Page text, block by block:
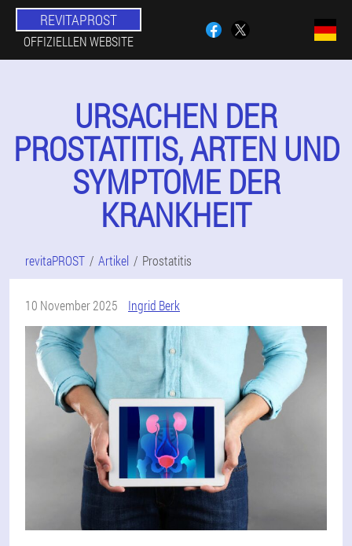
REVITAPROST
OFFIZIELLEN WEBSITE
URSACHEN DER
PROSTATITIS, ARTEN UND
SYMPTOME DER
KRANKHEIT
revitaPROST Artikel Prostatitis
10 November 2025 Ingrid Berk